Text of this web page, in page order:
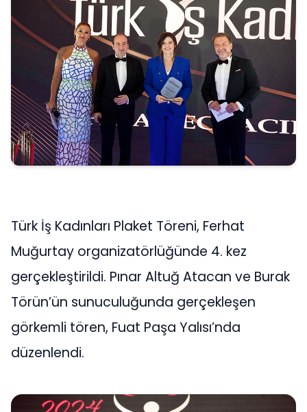
Türk İş Kadınları Plaket Töreni, Ferhat
Muğurtay organizatörlüğünde 4. kez
gerçekleştirildi. Pınar Altuğ Atacan ve Burak
Törün’ün sunuculuğunda gerçekleşen
görkemli tören, Fuat Paşa Yalısı’nda
düzenlendi.